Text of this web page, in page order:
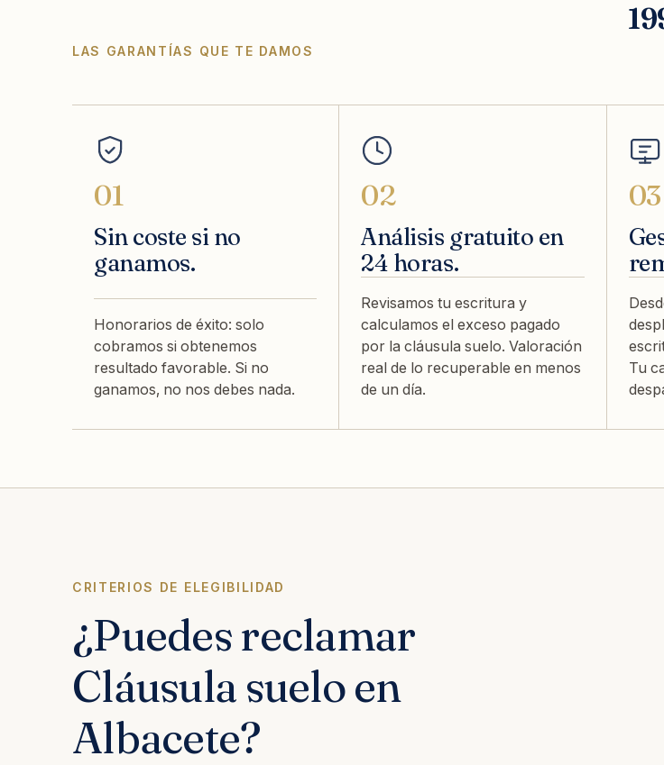
LAS GARANTÍAS QUE TE DAMOS
01
Sin coste si no
ganamos.
Honorarios de éxito: solo
cobramos si obtenemos
resultado favorable. Si no
ganamos, no nos debes nada.
02
Análisis gratuito en
24 horas.
Revisamos tu escritura y
calculamos el exceso pagado
por la cláusula suelo. Valoración
real de lo recuperable en menos
de un día.
03
Tu
CRITERIOS DE ELEGIBILIDAD
¿Puedes reclamar
Cláusula suelo en
Albacete?